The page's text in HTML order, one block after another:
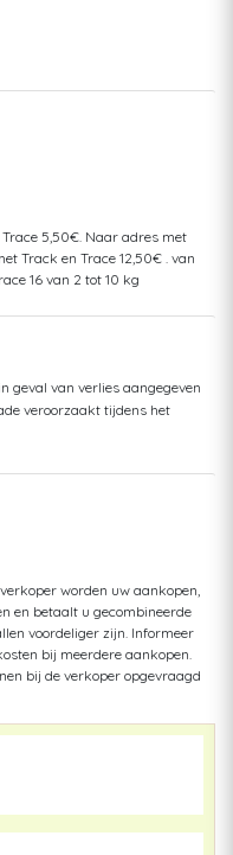
5,50€. Naar adres met
Track en Trace 12,50€ . van
16 van 2 tot 10 kg
geval van verlies aangegeven
veroorzaakt tijdens het
worden uw aankopen,
en betaalt u gecombineerde
voordeliger zijn. Informeer
bij meerdere aankopen.
bij de verkoper opgevraagd